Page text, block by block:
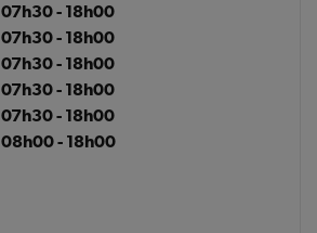
07h30 - 18h00
07h30 - 18h00
07h30 - 18h00
07h30 - 18h00
07h30 - 18h00
08h00 - 18h00